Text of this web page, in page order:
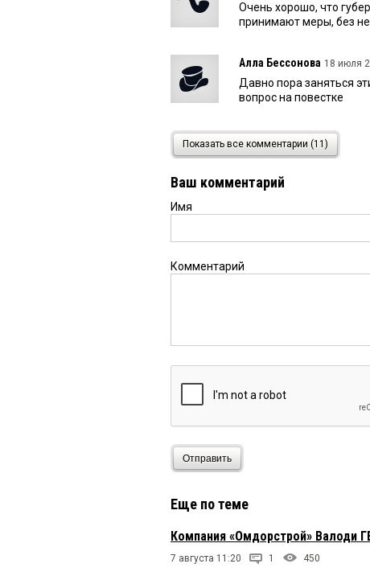
Очень хорошо, что
принимают меры, без
Алла Бессонова 18 июля
Давно пора заняться
вопрос на повестке
Наталья 18 июля 2024 в
Интересно — 1, 5 тыс.
сезонными или как?
субчикам подписывают?
надо направлять на
бездельников на фото
памятуя какие законы
18 июля 2024 в 09:14:
Вы. Вы. Вы.
Кто тротуары должен
критик 17 июля 2024 в
Показать все комментарии (11)
Ваш комментарий
Имя
Комментарий
Отправить
Еще по теме
Компания «Омдорстрой» Валоди
7 августа 11:20 1 450